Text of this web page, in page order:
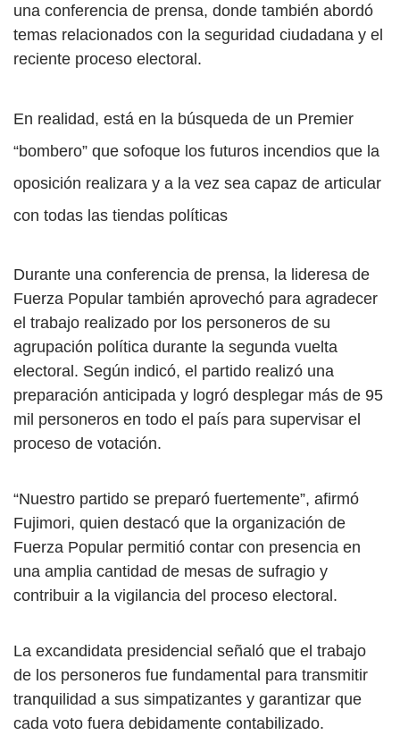
una conferencia de prensa, donde también abordó
temas relacionados con la seguridad ciudadana y el
reciente proceso electoral.
En realidad, está en la búsqueda de un Premier
“bombero” que sofoque los futuros incendios que la
oposición realizara y a la vez sea capaz de articular
con todas las tiendas políticas
Durante una conferencia de prensa, la lideresa de
Fuerza Popular también aprovechó para agradecer
el trabajo realizado por los personeros de su
agrupación política durante la segunda vuelta
electoral. Según indicó, el partido realizó una
preparación anticipada y logró desplegar más de 95
mil personeros en todo el país para supervisar el
proceso de votación.
“Nuestro partido se preparó fuertemente”, afirmó
Fujimori, quien destacó que la organización de
Fuerza Popular permitió contar con presencia en
una amplia cantidad de mesas de sufragio y
contribuir a la vigilancia del proceso electoral.
La excandidata presidencial señaló que el trabajo
de los personeros fue fundamental para transmitir
tranquilidad a sus simpatizantes y garantizar que
cada voto fuera debidamente contabilizado.